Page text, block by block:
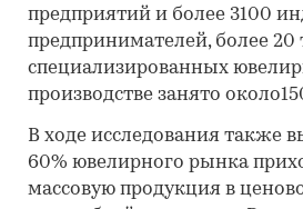
предприятий и более 3100
предпринимателей, более 20
специализированных
производстве занято
В ходе исследования также
60% ювелирного рынка
массовую продукция в